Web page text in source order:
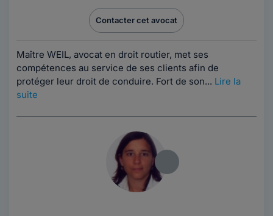
Contacter cet avocat
Maître WEIL, avocat en droit routier, met ses
compétences au service de ses clients afin de
protéger leur droit de conduire. Fort de son... Lire la
suite